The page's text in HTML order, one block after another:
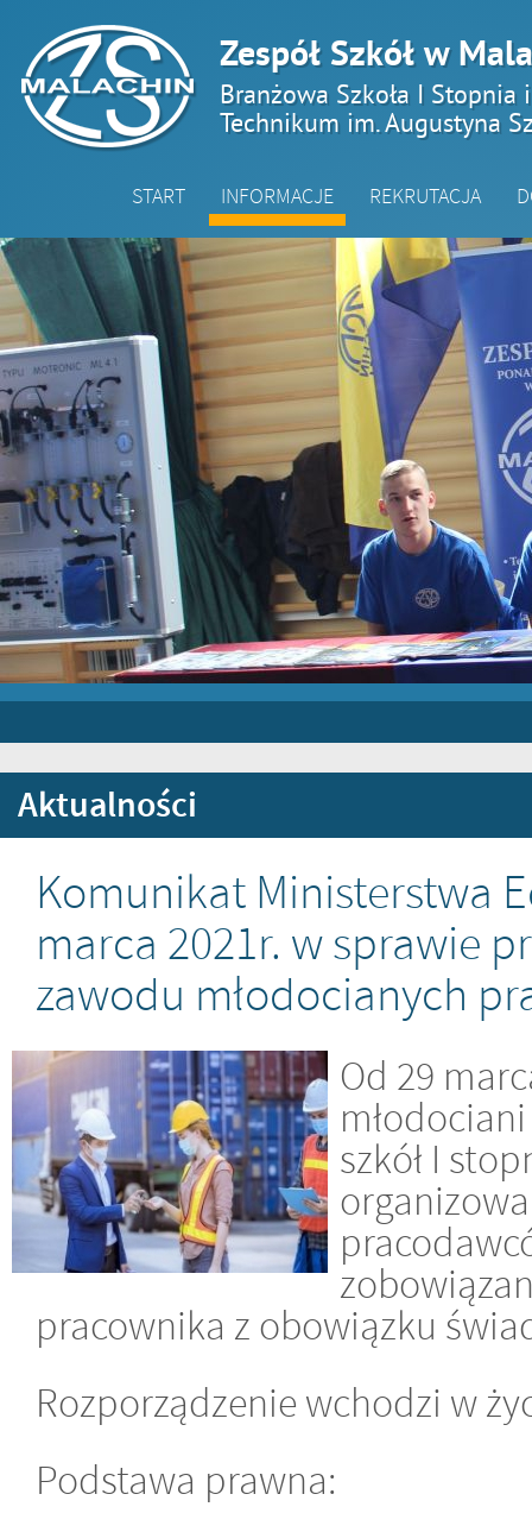
Zespół Szkół w
Branżowa Szkoła I Stopnia
Technikum im. Augustyna
START INFORMACJE REKRUTACJA
Aktualności
Komunikat Ministerstwa
marca 2021r. w sprawie
zawodu młodocianych
Od 29
szkół I
pracownika z obowiązku
Rozporządzenie wchodzi w
Podstawa prawna: